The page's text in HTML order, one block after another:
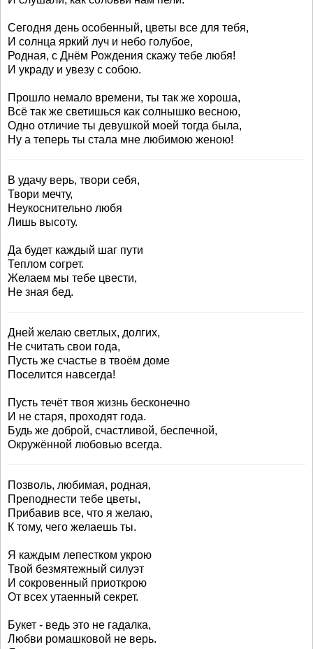
Сегодня день особенный, цветы все для тебя,
И солнца яркий луч и небо голубое,
Родная, с Днём Рождения скажу тебе любя!
И украду и увезу с собою.
Прошло немало времени, ты так же хороша,
Всё так же светишься как солнышко весною,
Одно отличие ты девушкой моей тогда была,
Ну а теперь ты стала мне любимою женою!
В удачу верь, твори себя,
Твори мечту,
Неукоснительно любя
Лишь высоту.
Да будет каждый шаг пути
Теплом согрет.
Желаем мы тебе цвести,
Не зная бед.
Дней желаю светлых, долгих,
Не считать свои года,
Пусть же счастье в твоём доме
Поселится навсегда!
Пусть течёт твоя жизнь бесконечно
И не старя, проходят года.
Будь же доброй, счастливой, беспечной,
Окружённой любовью всегда.
Позволь, любимая, родная,
Преподнести тебе цветы,
Прибавив все, что я желаю,
К тому, чего желаешь ты.
Я каждым лепестком укрою
Твой безмятежный силуэт
И сокровенный приоткрою
От всех утаенный секрет.
Букет - ведь это не гадалка,
Любви ромашковой не верь.